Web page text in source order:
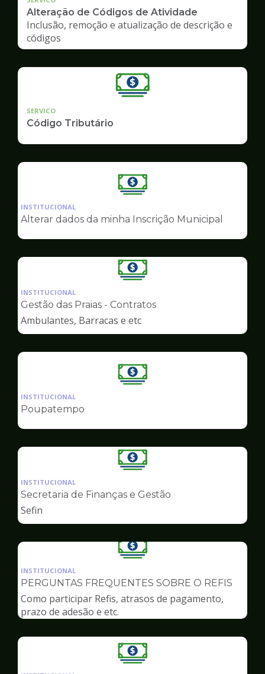
Alteração de Códigos de Atividade
Inclusão, remoção e atualização de descrição e
códigos
SERVICO
Código Tributário
Ilustração
pagina
Finanças
INSTITUCIONAL
Alterar dados da minha Inscrição Municipal
Ilustração
pagina
de
Finanças
INSTITUCIONAL
Gestão das Praias - Contratos
Ambulantes, Barracas e etc
Ilustração
Finanças
INSTITUCIONAL
Poupatempo
Ilustração
pagina
INSTITUCIONAL
Secretaria de Finanças e Gestão
Sefin
Ilustração
pagina
Finanças
INSTITUCIONAL
PERGUNTAS FREQUENTES SOBRE O REFIS
Como participar Refis, atrasos de pagamento,
prazo de adesão e etc.
Ilustração